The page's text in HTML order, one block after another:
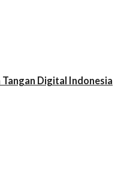
Digital Indonesia